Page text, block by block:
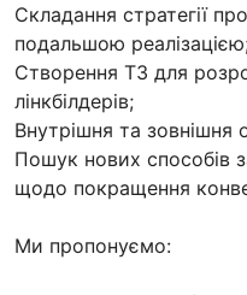
Складання стратегії
подальшою
Створення ТЗ для
лінкбілдерів;
Внутрішня та зовнішня
Пошук нових способів
щодо покращення
Ми пропонуємо: